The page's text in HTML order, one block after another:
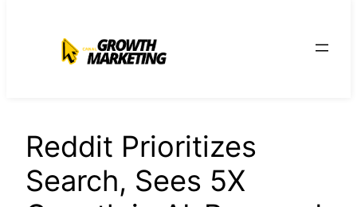
conteúdo
Reddit Prioritizes
Search, Sees 5X